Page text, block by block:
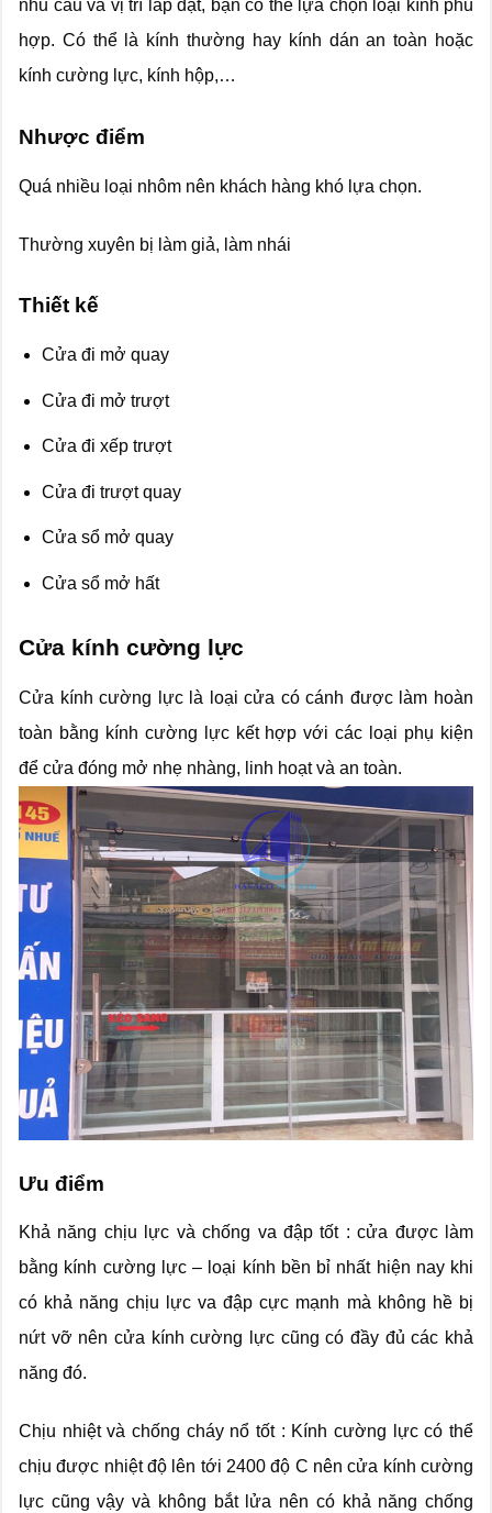
nhu cầu và vị trí lắp đặt, bạn có thể lựa chọn loại kính phù
hợp. Có thể là kính thường hay kính dán an toàn hoặc
kính cường lực, kính hộp,…
Nhược điểm
Quá nhiều loại nhôm nên khách hàng khó lựa chọn.
Thường xuyên bị làm giả, làm nhái
Thiết kế
Cửa đi mở quay
Cửa đi mở trượt
Cửa đi xếp trượt
Cửa đi trượt quay
Cửa sổ mở quay
Cửa sổ mở hất
Cửa kính cường lực
Cửa kính cường lực là loại cửa có cánh được làm hoàn
toàn bằng kính cường lực kết hợp với các loại phụ kiện
để cửa đóng mở nhẹ nhàng, linh hoạt và an toàn.
Ưu điểm
Khả năng chịu lực và chống va đập tốt : cửa được làm
bằng kính cường lực – loại kính bền bỉ nhất hiện nay khi
có khả năng chịu lực va đập cực mạnh mà không hề bị
nứt vỡ nên cửa kính cường lực cũng có đầy đủ các khả
năng đó.
Chịu nhiệt và chống cháy nổ tốt : Kính cường lực có thể
chịu được nhiệt độ lên tới 2400 độ C nên cửa kính cường
lực cũng vậy và không bắt lửa nên có khả năng chống